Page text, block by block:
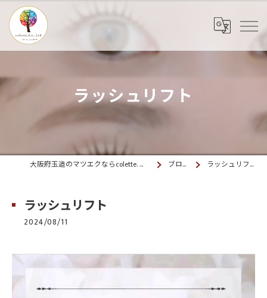
ラッシュリフト
大阪府玉造のマツエクならcolette. 玉造 ブログ ラッシュリフト
ラッシュリフト
2024/08/11